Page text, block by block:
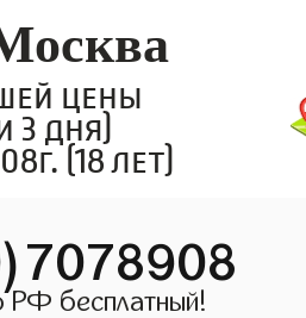
цены
3 дня)
(18 лет)
РФ бесплатный!